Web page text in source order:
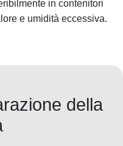
in contenitori
e umidità eccessiva.
della